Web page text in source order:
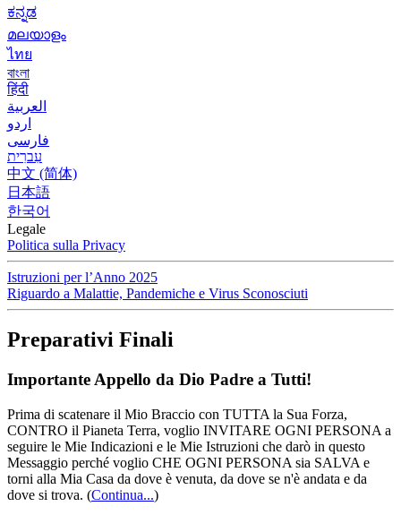
ಕನ್ನಡ
മലയാളം
ไทย
বাংলা
हिंदी
العربية
اردو
فارسی
עִברִית
中文 (简体)
日本語
한국어
Legale
Politica sulla Privacy
Istruzioni per l’Anno 2025
Riguardo a Malattie, Pandemiche e Virus Sconosciuti
Preparativi Finali
Importante Appello da Dio Padre a Tutti!
Prima di scatenare il Mio Braccio con TUTTA la Sua Forza,
CONTRO il Pianeta Terra, voglio INVITARE OGNI PERSONA a
seguire le Mie Indicazioni e le Mie Istruzioni che darò in questo
Messaggio perché voglio CHE OGNI PERSONA sia SALVA e
torni alla Mia Casa da dove è venuta, da dove se n'è andata e da
dove si trova. (Continua...)